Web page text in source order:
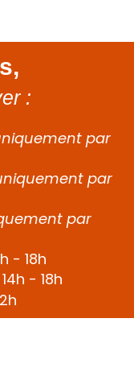
:
par
par
par
- 18h
14h - 18h